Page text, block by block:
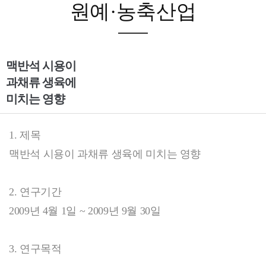
원예·농축산업
맥반석 시용이
과채류 생육에
미치는 영향
1. 제목
맥반석 시용이 과채류 생육에 미치는 영향
2. 연구기간
2009년 4월 1일 ~ 2009년 9월 30일
3. 연구목적